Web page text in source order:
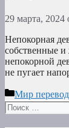
29 марта, 2024
Непокорная
собственные
непокорной
не пугает
Рубрики
Мир
Поиск: